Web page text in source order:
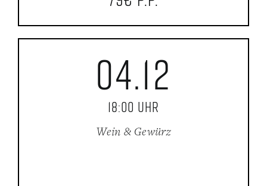
04.12
18:00 Uhr
Wein & Gewürz